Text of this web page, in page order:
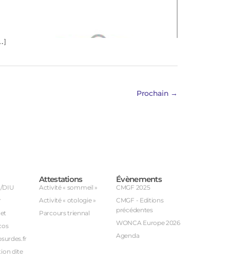
Prochain →
DIU
dite
Attestations
Activité « sommeil »
Activité « otologie »
Parcours triennal
Évènements
CMGF 2025
CMGF - Editions
précédentes
WONCA Europe 2026
Agenda